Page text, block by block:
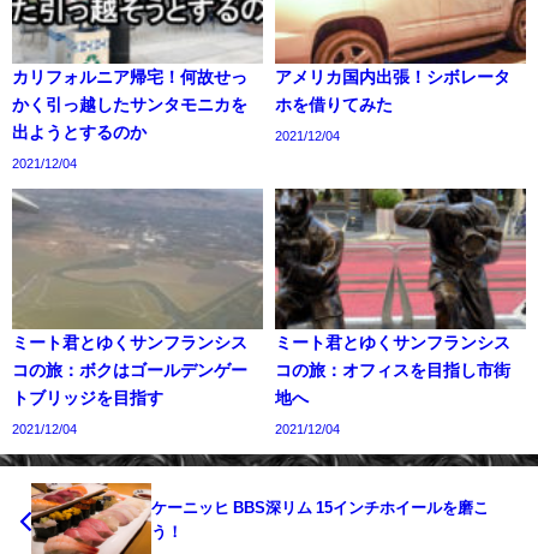
カリフォルニア帰宅！何故せっ
かく引っ越したサンタモニカを
出ようとするのか
2021/12/04
アメリカ国内出張！シボレータ
ホを借りてみた
2021/12/04
ミート君とゆくサンフランシス
コの旅：ボクはゴールデンゲー
トブリッジを目指す
2021/12/04
ミート君とゆくサンフランシス
コの旅：オフィスを目指し市街
地へ
2021/12/04
ケーニッヒ BBS深リム 15インチホイールを磨こ
う！